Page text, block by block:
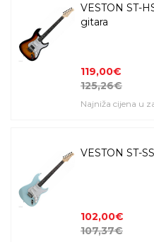
VESTON ST-
gitara
119,00€
125,26€
Najniža cijena u
VESTON ST-
102,00€
107,37€